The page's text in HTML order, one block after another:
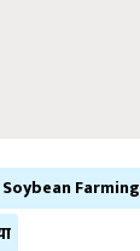
Soybean Farming